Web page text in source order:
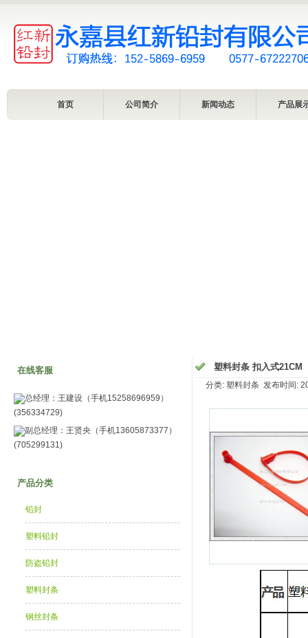
首页 公司简介 新闻动态 产品展
在线客服
总经理：王建设（手机15258696959）
(356334729)
副总经理：王贤央（手机13605873377）
(705299131)
产品分类
铅封
塑料铅封
防盗铅封
塑料封条
钢丝封条
塑料封条 扣入式21CM
分类: 塑料封条 发布时间: